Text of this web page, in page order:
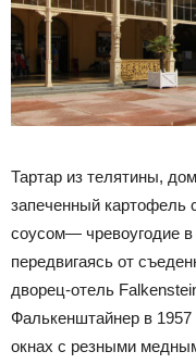
Тартар из телятины,
запеченный картофель
соусом— чревоугодие
передвигаясь от
дворец-отель
Фалькенштайнер в
окнах с резными